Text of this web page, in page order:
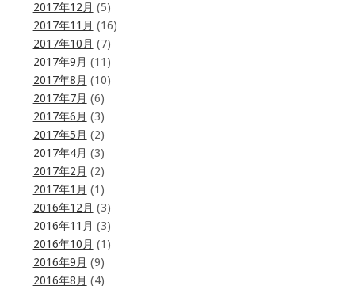
2017年12月 (5)
2017年11月 (16)
2017年10月 (7)
2017年9月 (11)
2017年8月 (10)
2017年7月 (6)
2017年6月 (3)
2017年5月 (2)
2017年4月 (3)
2017年2月 (2)
2017年1月 (1)
2016年12月 (3)
2016年11月 (3)
2016年10月 (1)
2016年9月 (9)
2016年8月 (4)